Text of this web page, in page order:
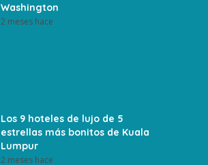
Washington
2 meses hace
Los 9 hoteles de lujo de 5
estrellas más bonitos de Kuala
Lumpur
2 meses hace